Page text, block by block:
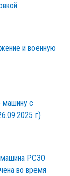
и военную
машину с
г)
машина РСЗО
во время